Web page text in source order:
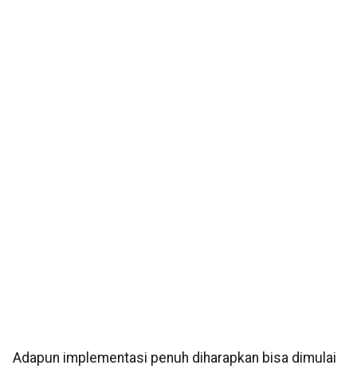
Adapun implementasi penuh diharapkan bisa dimulai